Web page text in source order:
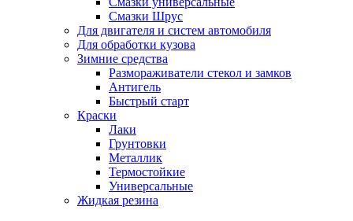
Смазки Шрус
Для двигателя и систем автомобиля
Для обработки кузова
Зимние средства
Размораживатели стекол и замков
Антигель
Быстрый старт
Краски
Лаки
Грунтовки
Металлик
Термостойкие
Универсальные
Жидкая резина